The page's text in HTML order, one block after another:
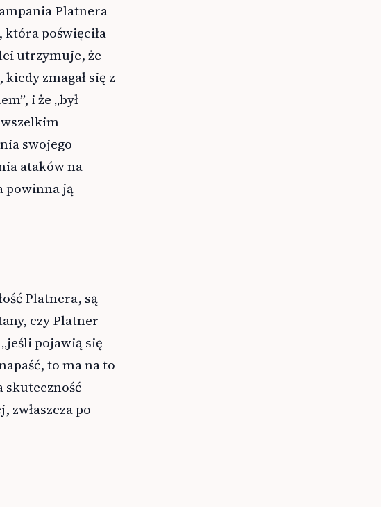
Platnera
która poświęciła
utrzymuje, że
zmagał się z
i że „był
wszelkim
swojego
ataków na
powinna ją
Platnera, są
czy Platner
pojawią się
to ma na to
skuteczność
po